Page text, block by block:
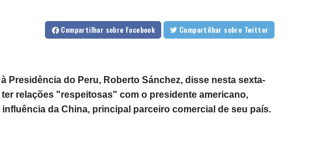
Compartilhar sobre Facebook Compartilhar sobre Twitter
Presidência do Peru, Roberto Sánchez, disse nesta sexta-
ter relações "respeitosas" com o presidente americano,
influência da China, principal parceiro comercial de seu país.